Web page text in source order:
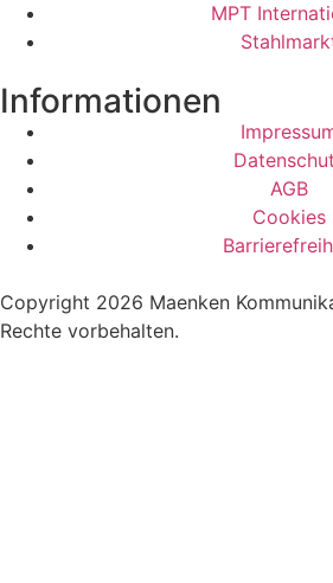
MPT
Informationen
AGB
Cookies
Copyright 2026 Maenken
Rechte vorbehalten.